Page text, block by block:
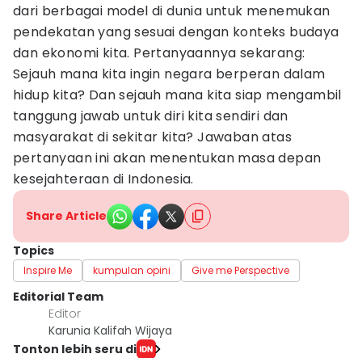
dari berbagai model di dunia untuk menemukan
pendekatan yang sesuai dengan konteks budaya
dan ekonomi kita. Pertanyaannya sekarang:
Sejauh mana kita ingin negara berperan dalam
hidup kita? Dan sejauh mana kita siap mengambil
tanggung jawab untuk diri kita sendiri dan
masyarakat di sekitar kita? Jawaban atas
pertanyaan ini akan menentukan masa depan
kesejahteraan di Indonesia.
Share Article
Topics
Inspire Me kumpulan opini Give me Perspective
Editorial Team
Editor
Karunia Kalifah Wijaya
Tonton lebih seru di